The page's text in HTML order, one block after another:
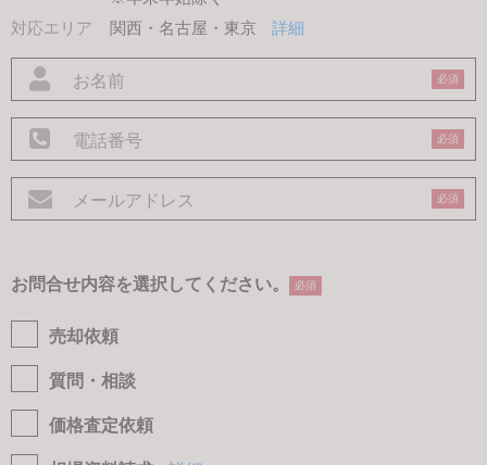
対応エリア
関西・名古屋・東京 詳細
必須
必須
必須
お問合せ内容を選択してください。 必須
売却依頼
質問・相談
価格査定依頼